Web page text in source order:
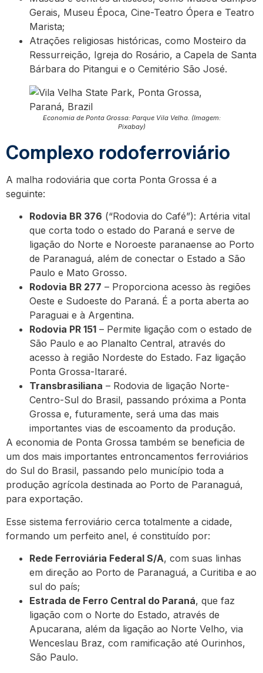
Gerais, Museu Época, Cine-Teatro Ópera e Teatro
Marista;
Atrações religiosas históricas, como Mosteiro da
Ressurreição, Igreja do Rosário, a Capela de Santa
Bárbara do Pitangui e o Cemitério São José.
Economia de Ponta Grossa: Parque Vila Velha. (Imagem:
Pixabay)
Complexo rodoferroviário
A malha rodoviária que corta Ponta Grossa é a
seguinte:
Rodovia BR 376 (“Rodovia do Café”): Artéria vital
que corta todo o estado do Paraná e serve de
ligação do Norte e Noroeste paranaense ao Porto
de Paranaguá, além de conectar o Estado a São
Paulo e Mato Grosso.
Rodovia BR 277 – Proporciona acesso às regiões
Oeste e Sudoeste do Paraná. É a porta aberta ao
Paraguai e à Argentina.
Rodovia PR 151 – Permite ligação com o estado de
São Paulo e ao Planalto Central, através do
acesso à região Nordeste do Estado. Faz ligação
Ponta Grossa-Itararé.
Transbrasiliana – Rodovia de ligação Norte-
Centro-Sul do Brasil, passando próxima a Ponta
Grossa e, futuramente, será uma das mais
importantes vias de escoamento da produção.
A economia de Ponta Grossa também se beneficia de
um dos mais importantes entroncamentos ferroviários
do Sul do Brasil, passando pelo município toda a
produção agrícola destinada ao Porto de Paranaguá,
para exportação.
Esse sistema ferroviário cerca totalmente a cidade,
formando um perfeito anel, é constituído por:
Rede Ferroviária Federal S/A, com suas linhas
em direção ao Porto de Paranaguá, a Curitiba e ao
sul do país;
Estrada de Ferro Central do Paraná, que faz
ligação com o Norte do Estado, através de
Apucarana, além da ligação ao Norte Velho, via
Wenceslau Braz, com ramificação até Ourinhos,
São Paulo.